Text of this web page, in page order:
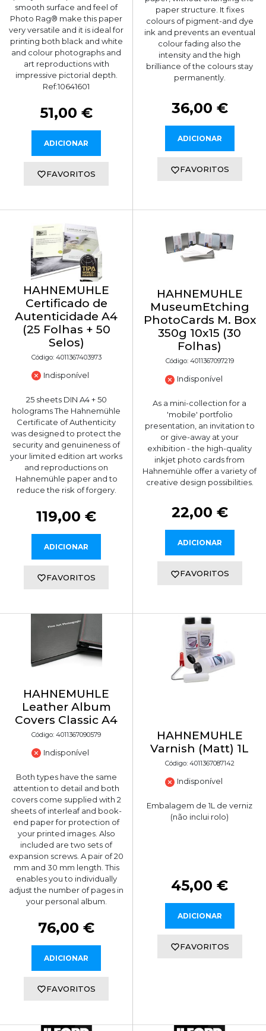
smooth surface and feel of
Photo Rag® make this paper
very versatile and it is ideal for
printing both black and white
and colour photographs and
art reproductions with
impressive pictorial depth.
Ref:10641601
51,00 €
ADICIONAR
FAVORITOS
paper structure. It fixes
colours of pigment-and dye
ink and prevents an eventual
colour fading also the
intensity and the high
brilliance of the colours stay
permanently.
36,00 €
ADICIONAR
FAVORITOS
HAHNEMUHLE
Certificado de
Autenticidade A4
(25 Folhas + 50
Selos)
Código: 4011367403973
Indisponível
25 sheets DIN A4 + 50
holograms The Hahnemühle
Certificate of Authenticity
was designed to protect the
security and genuineness of
your limited edition art works
and reproductions on
Hahnemühle paper and to
reduce the risk of forgery.
119,00 €
ADICIONAR
FAVORITOS
HAHNEMUHLE
MuseumEtching
PhotoCards M. Box
350g 10x15 (30
Folhas)
Código: 4011367097219
Indisponível
As a mini-collection for a
'mobile' portfolio
presentation, an invitation to
or give-away at your
exhibition - the high-quality
inkjet photo cards from
Hahnemühle offer a variety of
creative design possibilities.
22,00 €
ADICIONAR
FAVORITOS
HAHNEMUHLE
Leather Album
Covers Classic A4
Código: 4011367090579
Indisponível
Both types have the same
attention to detail and both
covers come supplied with 2
sheets of interleaf and book-
end paper for protection of
your printed images. Also
included are two sets of
expansion screws. A pair of 20
mm and 30 mm length. This
enables you to individually
adjust the number of pages in
your personal album.
76,00 €
ADICIONAR
FAVORITOS
HAHNEMUHLE
Varnish (Matt) 1L
Código: 4011367087142
Indisponível
Embalagem de 1L de verniz
(não inclui rolo)
45,00 €
ADICIONAR
FAVORITOS